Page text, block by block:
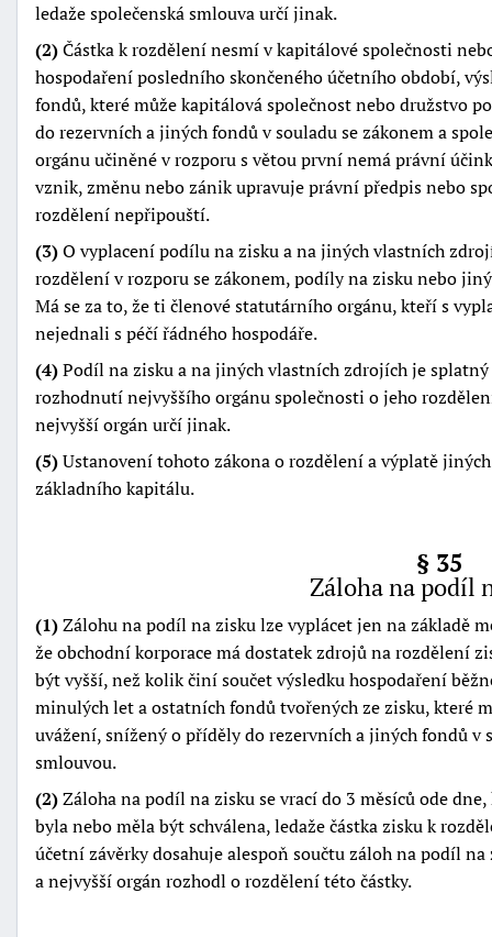
ledaže společenská smlouva určí jinak.
(2)Částka k rozdělení nesmí v kapitálové společnosti
hospodaření posledního skončeného účetního období,
fondů, které může kapitálová společnost nebo družstvo
do rezervních a jiných fondů v souladu se zákonem a
orgánu učiněné v rozporu s větou první nemá právní
vznik, změnu nebo zánik upravuje právní předpis nebo
rozdělení nepřipouští.
(3)O vyplacení podílu na zisku a na jiných vlastních
rozdělení v rozporu se zákonem, podíly na zisku nebo
Má se za to, že ti členové statutárního orgánu, kteří s
nejednali s péčí řádného hospodáře.
(4)Podíl na zisku a na jiných vlastních zdrojích je
rozhodnutí nejvyššího orgánu společnosti o jeho
nejvyšší orgán určí jinak.
(5)Ustanovení tohoto zákona o rozdělení a výplatě
základního kapitálu.
§ 35
Záloha na podíl
(1)Zálohu na podíl na zisku lze vyplácet jen na základě
že obchodní korporace má dostatek zdrojů na rozdělení
být vyšší, než kolik činí součet výsledku hospodaření
minulých let a ostatních fondů tvořených ze zisku, které
uvážení, snížený o příděly do rezervních a jiných fondů v
smlouvou.
(2)Záloha na podíl na zisku se vrací do 3 měsíců ode
byla nebo měla být schválena, ledaže částka zisku k
účetní závěrky dosahuje alespoň součtu záloh na podíl
a nejvyšší orgán rozhodl o rozdělení této částky.